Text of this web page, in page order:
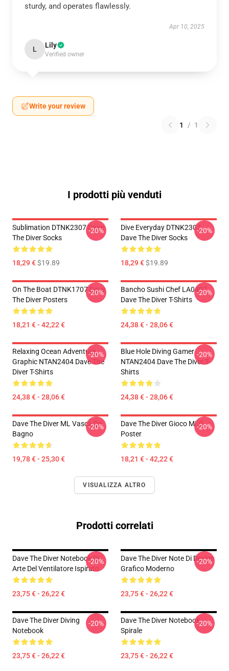
sturdy, and operates flawlessly.
Apr 10, 2025
L Lily
Verified owner
Write your review
1 / 1
I prodotti più venduti
Sublimation DTNK2307 Dave
The Diver Socks
18,29 €$19.89
-20%
Dive Everyday DTNK2307
Dave The Diver Socks
18,29 €$19.89
-20%
On The Boat DTNK1707 Dave
The Diver Posters
18,21 € - 42,22 €
-20%
Bancho Sushi Chef LA0407
Dave The Diver T-Shirts
24,38 € - 28,06 €
-20%
Relaxing Ocean Adventure
Graphic NTAN2404 Dave The
Diver T-Shirts
24,38 € - 28,06 €
-20%
Blue Hole Diving Gamer
NTAN2404 Dave The Diver T-
Shirts
24,38 € - 28,06 €
-20%
Dave The Diver ML Vasca Da
Bagno
19,78 € - 25,30 €
-20%
Dave The Diver Gioco MLG
Poster
18,21 € - 42,22 €
-20%
VISUALIZZA ALTRO
Prodotti correlati
Dave The Diver Notebook Di
Arte Del Ventilatore Ispirato
23,75 € - 26,22 €
-20%
Dave The Diver Note Di Design
Grafico Moderno
23,75 € - 26,22 €
-20%
Dave The Diver Diving
Notebook
23,75 € - 26,22 €
-20%
Dave The Diver Notebook
Spirale
23,75 € - 26,22 €
-20%